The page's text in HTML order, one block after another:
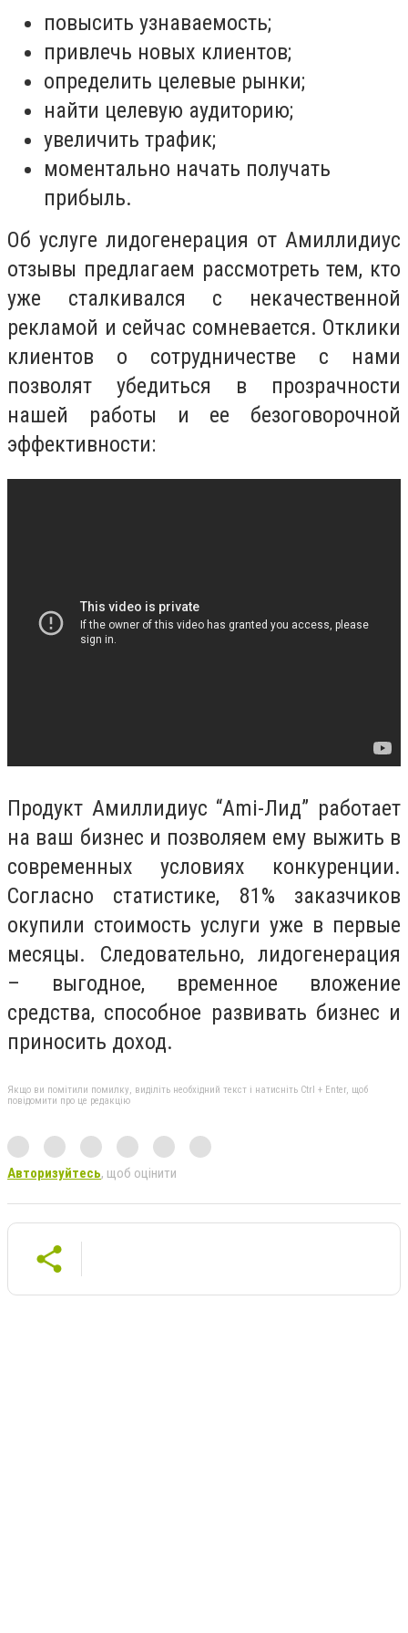
повысить узнаваемость;
привлечь новых клиентов;
определить целевые рынки;
найти целевую аудиторию;
увеличить трафик;
моментально начать получать
прибыль.
Об услуге лидогенерация от Амиллидиус
отзывы предлагаем рассмотреть тем, кто
уже сталкивался с некачественной
рекламой и сейчас сомневается. Отклики
клиентов о сотрудничестве с нами
позволят убедиться в прозрачности
нашей работы и ее безоговорочной
эффективности:
Продукт Амиллидиус “Ami-Лид” работает
на ваш бизнес и позволяем ему выжить в
современных условиях конкуренции.
Согласно статистике, 81% заказчиков
окупили стоимость услуги уже в первые
месяцы. Следовательно, лидогенерация
– выгодное, временное вложение
средства, способное развивать бизнес и
приносить доход.
Якщо ви помітили помилку, виділіть необхідний текст і натисніть Ctrl + Enter, щоб
повідомити про це редакцію
Авторизуйтесь, щоб оцінити